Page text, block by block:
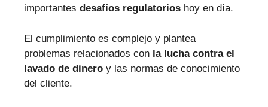
importantes desafíos regulatorios hoy en día.
El cumplimiento es complejo y plantea
problemas relacionados con la lucha contra el
lavado de dinero y las normas de conocimiento
del cliente.